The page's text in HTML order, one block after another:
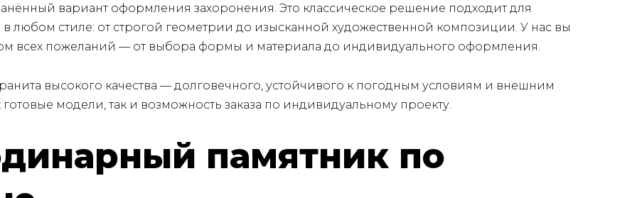
вариант оформления захоронения. Это классическое решение подходит для
стиле: от строгой геометрии до изысканной художественной композиции. У нас вы
всех пожеланий — от выбора формы и материала до индивидуального оформления.
высокого качества — долговечного, устойчивого к погодным условиям и внешним
готовые модели, так и возможность заказа по индивидуальному проекту.
памятник по